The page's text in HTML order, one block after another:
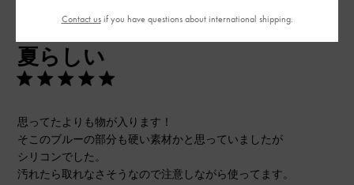
ご利用者様
夏らしい
思ってたよりも物が入ります！
そこのブルーの部分も硬い素材かと思っていましたが
シリコンでした。
汚れたら取れなさそうなので注意しながら使ってます。
2024-06-22
Contact usif you have questions about international shipping.